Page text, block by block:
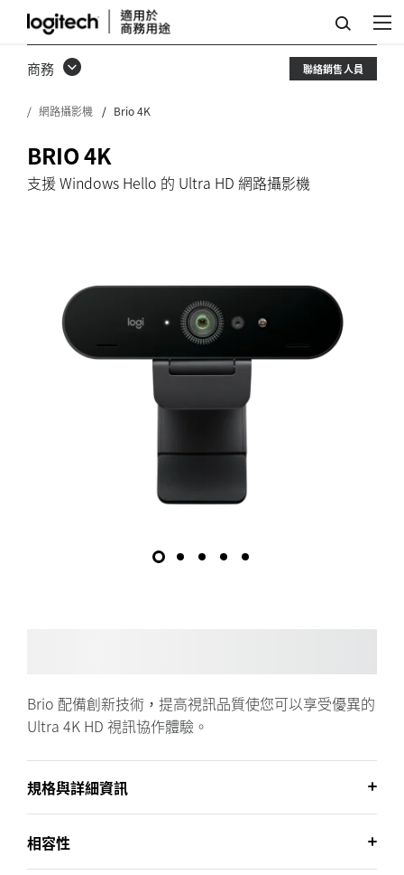
羅
技
BRIO
網
路
攝
商務 聯絡銷售人員
網路攝影機 Brio 4K
BRIO 4K
支援 Windows Hello 的 Ultra HD 網路攝影機
Brio 配備創新技術，提高視訊品質使您可以享受優異的
Ultra 4K HD 視訊協作體驗。
規格與詳細資訊
相容性